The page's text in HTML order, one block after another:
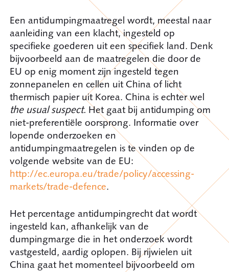
Een antidumpingmaatregel wordt, meestal naar
aanleiding van een klacht, ingesteld op
specifieke goederen uit een specifiek land. Denk
bijvoorbeeld aan de maatregelen die door de
EU op enig moment zijn ingesteld tegen
zonnepanelen en cellen uit China of licht
thermisch papier uit Korea. China is echter wel
the usual suspect. Het gaat bij antidumping om
niet-preferentiële oorsprong. Informatie over
lopende onderzoeken en
antidumpingmaatregelen is te vinden op de
volgende website van de EU:
http://ec.europa.eu/trade/policy/accessing-
markets/trade-defence.
Het percentage antidumpingrecht dat wordt
ingesteld kan, afhankelijk van de
dumpingmarge die in het onderzoek wordt
vastgesteld, aardig oplopen. Bij rijwielen uit
China gaat het momenteel bijvoorbeeld om